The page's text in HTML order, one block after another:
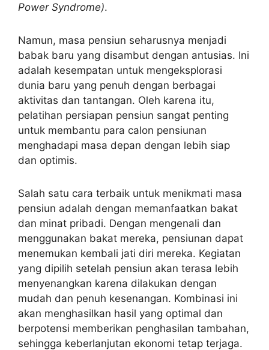
Power Syndrome).
Namun, masa pensiun seharusnya menjadi
babak baru yang disambut dengan antusias. Ini
adalah kesempatan untuk mengeksplorasi
dunia baru yang penuh dengan berbagai
aktivitas dan tantangan. Oleh karena itu,
pelatihan persiapan pensiun sangat penting
untuk membantu para calon pensiunan
menghadapi masa depan dengan lebih siap
dan optimis.
Salah satu cara terbaik untuk menikmati masa
pensiun adalah dengan memanfaatkan bakat
dan minat pribadi. Dengan mengenali dan
menggunakan bakat mereka, pensiunan dapat
menemukan kembali jati diri mereka. Kegiatan
yang dipilih setelah pensiun akan terasa lebih
menyenangkan karena dilakukan dengan
mudah dan penuh kesenangan. Kombinasi ini
akan menghasilkan hasil yang optimal dan
berpotensi memberikan penghasilan tambahan,
sehingga keberlanjutan ekonomi tetap terjaga.